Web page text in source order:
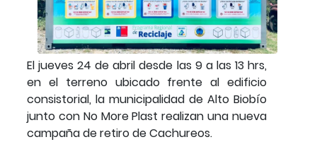
El jueves 24 de abril desde las 9 a las 13 hrs,
en el terreno ubicado frente al edificio
consistorial, la municipalidad de Alto Biobío
junto con No More Plast realizan una nueva
campaña de retiro de Cachureos.